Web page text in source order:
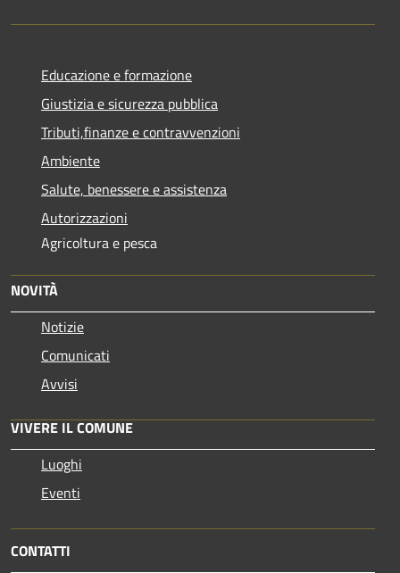
Educazione e formazione
Giustizia e sicurezza pubblica
Tributi,finanze e contravvenzioni
Ambiente
Salute, benessere e assistenza
Autorizzazioni
Agricoltura e pesca
NOVITÀ
Notizie
Comunicati
Avvisi
VIVERE IL COMUNE
Luoghi
Eventi
CONTATTI